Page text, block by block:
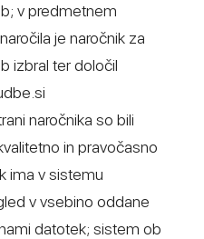
v predmetnem
je naročnik za
izbral ter določil
naročnika so bili
in pravočasno
ima v sistemu
v vsebino oddane
datotek; sistem ob